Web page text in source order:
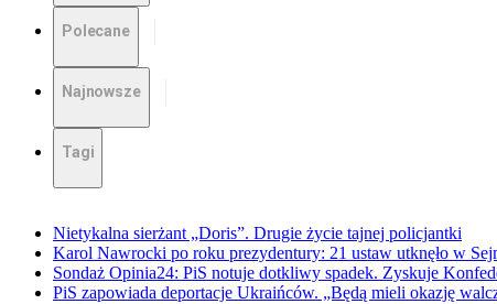
Polecane
Najnowsze
Tagi
Nietykalna sierżant „Doris”. Drugie życie tajnej policjantki
Karol Nawrocki po roku prezydentury: 21 ustaw utknęło w
Sondaż Opinia24: PiS notuje dotkliwy spadek. Zyskuje
PiS zapowiada deportacje Ukraińców. „Będą mieli okazję